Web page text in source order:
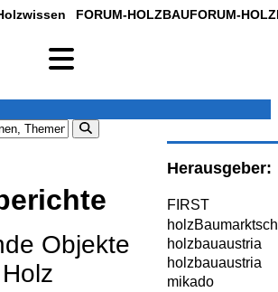
FORUM-HOLZBAUFORUM-
Objekte
Herausgeber:
FIRST
holzbauaustria
holzbauaustria
mikado